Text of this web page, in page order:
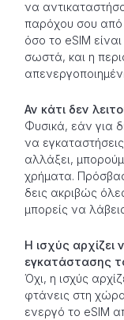
να
παρόχου σου από
όσο το eSIM
σωστά, και η
Αν κάτι δεν
Φυσικά, εάν για
να
αλλάξει,
χρήματα.
δεις ακριβώς
μπορείς να
Η ισχύς αρχίζει
εγκατάστασης
Όχι, η ισχύς
φτάνεις στη
ενεργό το eSIM